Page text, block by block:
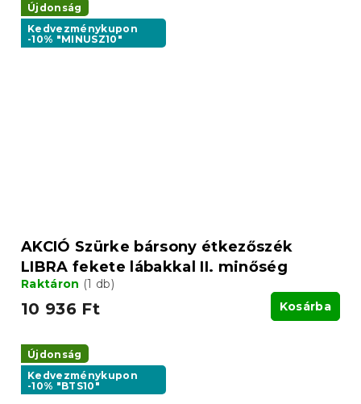
Újdonság
Kedvezménykupon
-10% "MINUSZ10"
AKCIÓ Szürke bársony étkezőszék
LIBRA fekete lábakkal II. minőség
Raktáron (1 db)
10 936 Ft Kosárba
Újdonság
Kedvezménykupon
-10% "BTS10"